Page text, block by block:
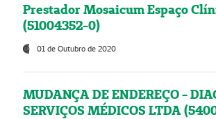
Prestador Mosaicum Espaço
(51004352-0)
01 de Outubro de 2020
MUDANÇA DE ENDEREÇO -
SERVIÇOS MÉDICOS LTDA